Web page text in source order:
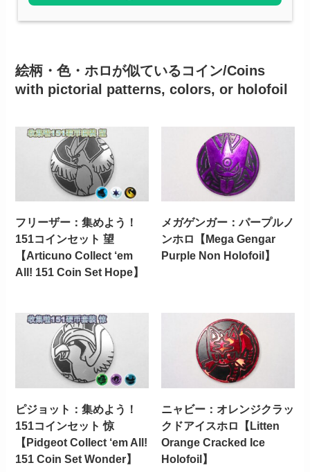
絵柄・色・ホロが似ているコイン/Coins
with pictorial patterns, colors, or holofoil
フリーザー：集めよう！
151コインセット 望
【Articuno Collect ‘em
All! 151 Coin Set Hope】
メガゲンガー：パープルノ
ンホロ【Mega Gengar
Purple Non Holofoil】
ピジョット：集めよう！
151コインセット 惊
【Pidgeot Collect ‘em All!
151 Coin Set Wonder】
ニャビー：オレンジクラッ
クドアイスホロ【Litten
Orange Cracked Ice
Holofoil】